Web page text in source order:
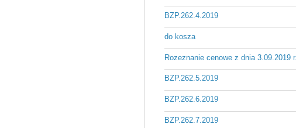
BZP.262.4.2019
do kosza
Rozeznanie cenowe z dnia 3.09.2019 r.
BZP.262.5.2019
BZP.262.6.2019
BZP.262.7.2019